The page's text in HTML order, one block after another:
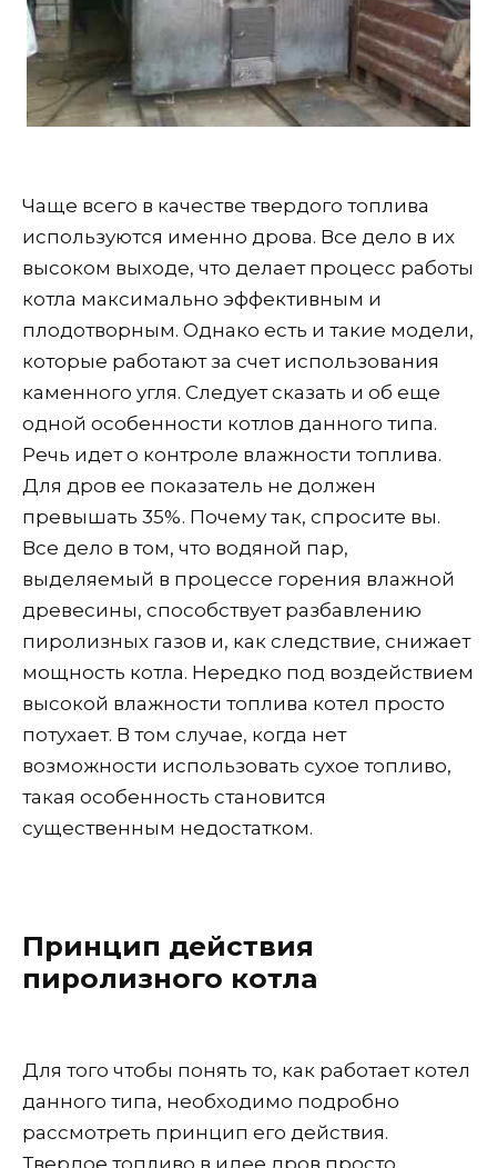
Чаще всего в качестве твердого топлива
используются именно дрова. Все дело в их
высоком выходе, что делает процесс работы
котла максимально эффективным и
плодотворным. Однако есть и такие модели,
которые работают за счет использования
каменного угля. Следует сказать и об еще
одной особенности котлов данного типа.
Речь идет о контроле влажности топлива.
Для дров ее показатель не должен
превышать 35%. Почему так, спросите вы.
Все дело в том, что водяной пар,
выделяемый в процессе горения влажной
древесины, способствует разбавлению
пиролизных газов и, как следствие, снижает
мощность котла. Нередко под воздействием
высокой влажности топлива котел просто
потухает. В том случае, когда нет
возможности использовать сухое топливо,
такая особенность становится
существенным недостатком.
Принцип действия
пиролизного котла
Для того чтобы понять то, как работает котел
данного типа, необходимо подробно
рассмотреть принцип его действия.
Твердое топливо в идее дров просто